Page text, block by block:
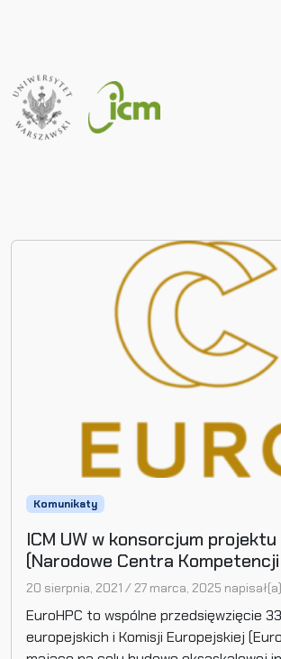
Komunikaty
ICM UW w konsorcjum projektu
(Narodowe Centra Kompetencji
20 sierpnia, 2021 / 27 marca, 2025 napisał(a)
EuroHPC to wspólne przedsięwzięcie
europejskich i Komisji Europejskiej